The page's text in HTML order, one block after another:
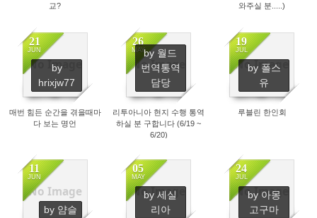
교?
와주실 분.....)
No Image
21
JUN
by
hrixjw77
1423
매번 힘든 순간을 겪을때마
다 보는 명언
No Image
26
MAYby 월드
번역통역
담당
1343
리투아니아 현지 수행 통역
하실 분 구합니다 (6/19 ~
6/20)
No Image
19
JUL
by 폴스
유
5985
루블린 한인회
No Image
11
JUN
by 얌슬
2556 No Image
05
MAY
by 세실
리아
5804 No Image
24
JUL
by 아몽
고구마
2676